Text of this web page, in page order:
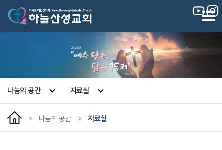
|
나눔의 공간 자료실
> 나눔의 공간 > 자료실